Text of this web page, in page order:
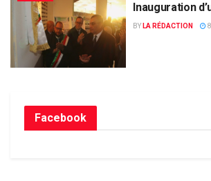
Inauguration
BY LA RÉDACTION
Facebook